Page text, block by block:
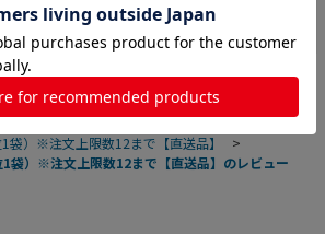
用 > 水産乾物 業務用 >
）※注文上限数12まで【直送品】
>
）※注文上限数12まで【直送品】のレビュー